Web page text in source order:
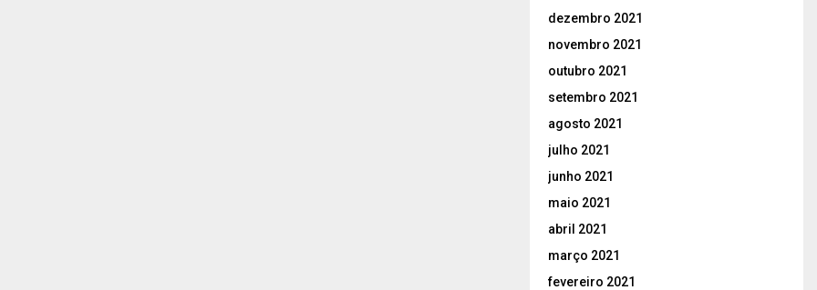
dezembro 2021
novembro 2021
outubro 2021
setembro 2021
agosto 2021
julho 2021
junho 2021
maio 2021
abril 2021
março 2021
fevereiro 2021